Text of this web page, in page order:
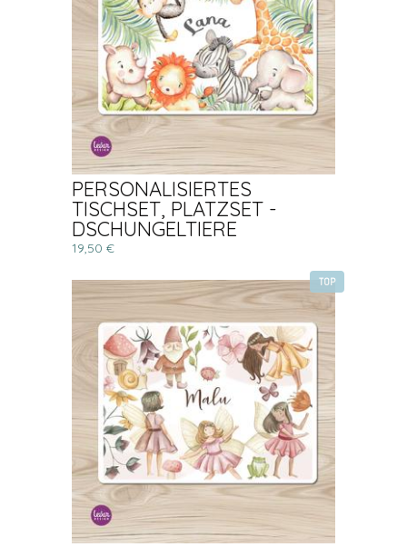
PERSONALISIERTES
TISCHSET, PLATZSET -
DSCHUNGELTIERE
19,50 €
TOP